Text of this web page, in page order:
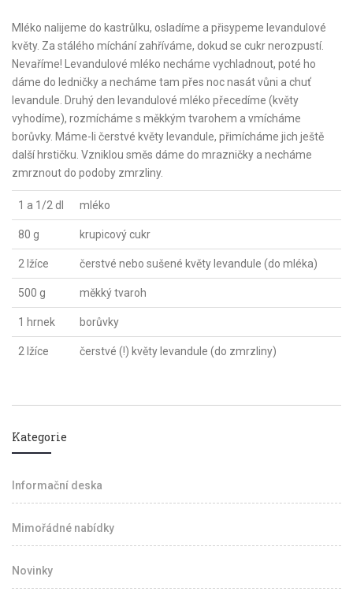
Mléko nalijeme do kastrůlku, osladíme a přisypeme levandulové
květy. Za stálého míchání zahříváme, dokud se cukr nerozpustí.
Nevaříme! Levandulové mléko necháme vychladnout, poté ho
dáme do ledničky a necháme tam přes noc nasát vůni a chuť
levandule. Druhý den levandulové mléko přecedíme (květy
vyhodíme), rozmícháme s měkkým tvarohem a vmícháme
borůvky. Máme-li čerstvé květy levandule, přimícháme jich ještě
další hrstičku. Vzniklou směs dáme do mrazničky a necháme
zmrznout do podoby zmrzliny.
1 a 1/2 dl mléko
80 g krupicový cukr
2 lžíce čerstvé nebo sušené květy levandule (do mléka)
500 g měkký tvaroh
1 hrnek borůvky
2 lžíce čerstvé (!) květy levandule (do zmrzliny)
Kategorie
Informační deska
Mimořádné nabídky
Novinky